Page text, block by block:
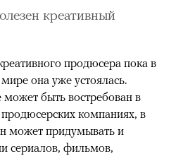
креативный
продюсера пока в
она уже устоялась.
быть востребован в
компаниях, в
может придумывать и
сериалов, фильмов,